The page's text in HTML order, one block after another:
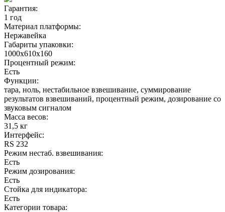
Гарантия:
1 год
Материал платформы:
Нержавейка
Габариты упаковки:
1000х610х160
Процентный режим:
Есть
Функции:
тара, ноль, нестабильное взвешивание, суммирование
результатов взвешиваний, процентный режим, дозирование со
звуковым сигналом
Масса весов:
31,5 кг
Интерфейс:
RS 232
Режим нестаб. взвешивания:
Есть
Режим дозирования:
Есть
Стойка для индикатора:
Есть
Категории товара: